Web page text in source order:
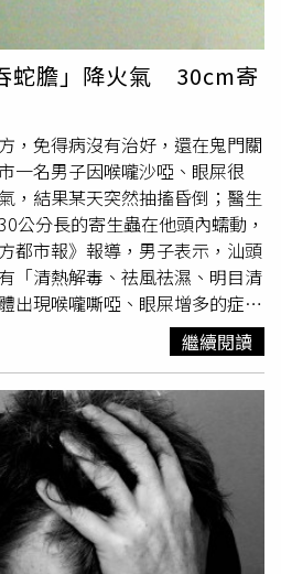
蛇膽」降火氣 30cm寄
，免得病沒有治好，還在鬼門關
一名男子因喉嚨沙啞、眼屎很
，結果某天突然抽搐昏倒；醫生
公分長的寄生蟲在他頭內蠕動，
都市報》報導，男子表示，汕頭
「清熱解毒、祛風祛濕、明目清
出現喉嚨嘶啞、眼屎增多的症
到某天會議開到一半，突然全身
寄生蟲。（圖／翻攝自南方都市
的病因可能是寄生蟲感染，但由
，不敢貿然手術，採保守治療；
病變竟從左側顳葉「跑到」額葉
的特徵，之後進行血液和腦脊液
性，立即開刀將長達30公分的白
藉由此案例強調，從傳統的中醫
毒的功效，但入藥的蛇膽都是經
的生蛇膽，存在寄生蟲及蟲卵的
繼續閱讀